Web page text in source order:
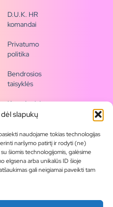
slapukų
naudojame tokias technologijas
naršymo patirtį ir rodyti (ne)
šiomis technologijomis, galėsime
elgsena arba unikalūs ID šioje
gali neigiamai paveikti tam
D.U.K. HR
komandai
Privatumo
politika
Bendrosios
taisyklės
Kontaktai /
rekvizitai